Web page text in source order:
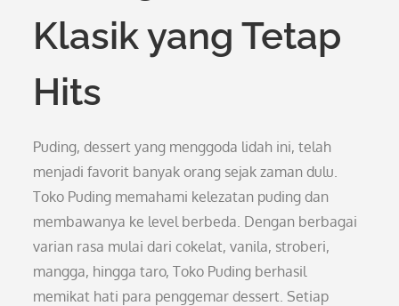
Klasik yang Tetap
Hits
Puding, dessert yang menggoda lidah ini, telah
menjadi favorit banyak orang sejak zaman dulu.
Toko Puding memahami kelezatan puding dan
membawanya ke level berbeda. Dengan berbagai
varian rasa mulai dari cokelat, vanila, stroberi,
mangga, hingga taro, Toko Puding berhasil
memikat hati para penggemar dessert. Setiap